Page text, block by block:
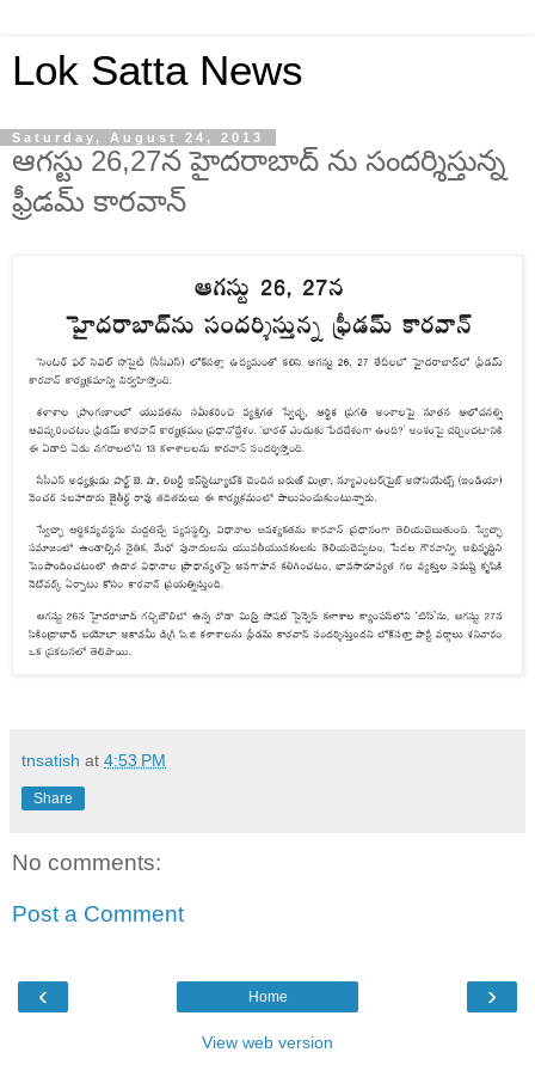
Lok Satta News
Saturday, August 24, 2013
ఆగస్టు 26,27న హైదరాబాద్ ను సందర్శిస్తున్న
ఫ్రీడమ్ కారవాన్
tnsatish at 4:53 PM
Share
No comments:
Post a Comment
‹ ›
Home
View web version